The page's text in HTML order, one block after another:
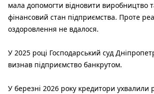
мала допомогти відновити виробництво
фінансовий стан підприємства. Проте
оздоровлення не вдалося.
У 2025 році Господарський суд
визнав підприємство банкрутом.
У березні 2026 року кредитори ухвалили